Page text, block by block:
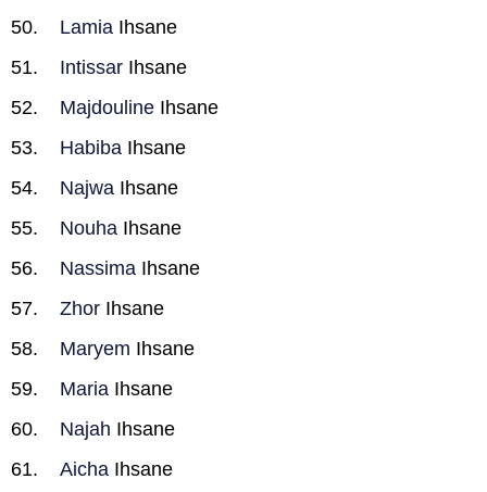
Lamia Ihsane
Intissar Ihsane
Majdouline Ihsane
Habiba Ihsane
Najwa Ihsane
Nouha Ihsane
Nassima Ihsane
Zhor Ihsane
Maryem Ihsane
Maria Ihsane
Najah Ihsane
Aicha Ihsane